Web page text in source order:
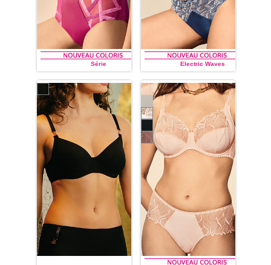
Série
LOUISA BRACQ
Electric Waves
LOUISA BRACQ